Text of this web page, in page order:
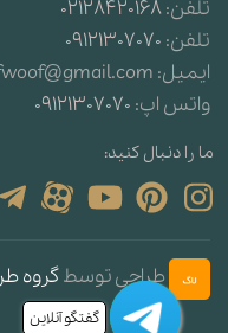
گفتگو آنلاین
تلفن:02128420168
تلفن: 09121307070
ایمیل:
واتس اپ: 09121307070
ما را دنبال کنید:
طراحی توسطگروه